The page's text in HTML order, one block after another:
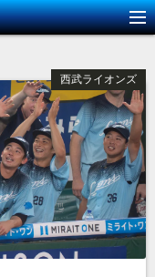
西武ライオンズ